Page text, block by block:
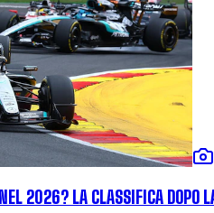
2026? LA CLASSIFICA DOPO